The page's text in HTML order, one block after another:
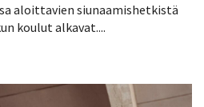
aloittavien siunaamishetkistä
koulut alkavat....